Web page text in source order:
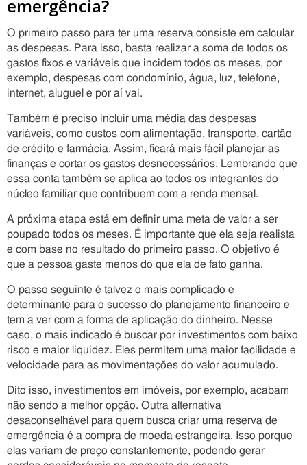
emergência?
O primeiro passo para ter uma reserva consiste em calcular
as despesas. Para isso, basta realizar a soma de todos os
gastos fixos e variáveis que incidem todos os meses, por
exemplo, despesas com condomínio, água, luz, telefone,
internet, aluguel e por aí vai.
Também é preciso incluir uma média das despesas
variáveis, como custos com alimentação, transporte, cartão
de crédito e farmácia. Assim, ficará mais fácil planejar as
finanças e cortar os gastos desnecessários. Lembrando que
essa conta também se aplica ao todos os integrantes do
núcleo familiar que contribuem com a renda mensal.
A próxima etapa está em definir uma meta de valor a ser
poupado todos os meses. É importante que ela seja realista
e com base no resultado do primeiro passo. O objetivo é
que a pessoa gaste menos do que ela de fato ganha.
O passo seguinte é talvez o mais complicado e
determinante para o sucesso do planejamento financeiro e
tem a ver com a forma de aplicação do dinheiro. Nesse
caso, o mais indicado é buscar por investimentos com baixo
risco e maior liquidez. Eles permitem uma maior facilidade e
velocidade para as movimentações do valor acumulado.
Dito isso, investimentos em imóveis, por exemplo, acabam
não sendo a melhor opção. Outra alternativa
desaconselhável para quem busca criar uma reserva de
emergência é a compra de moeda estrangeira. Isso porque
elas variam de preço constantemente, podendo gerar